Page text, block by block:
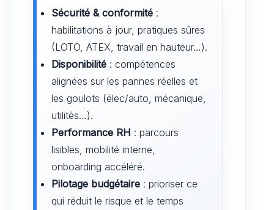
Sécurité & conformité :
habilitations à jour, pratiques sûres
(LOTO, ATEX, travail en hauteur…).
Disponibilité : compétences
alignées sur les pannes réelles et
les goulots (élec/auto, mécanique,
utilités…).
Performance RH : parcours
lisibles, mobilité interne,
onboarding accéléré.
Pilotage budgétaire : prioriser ce
qui réduit le risque et le temps